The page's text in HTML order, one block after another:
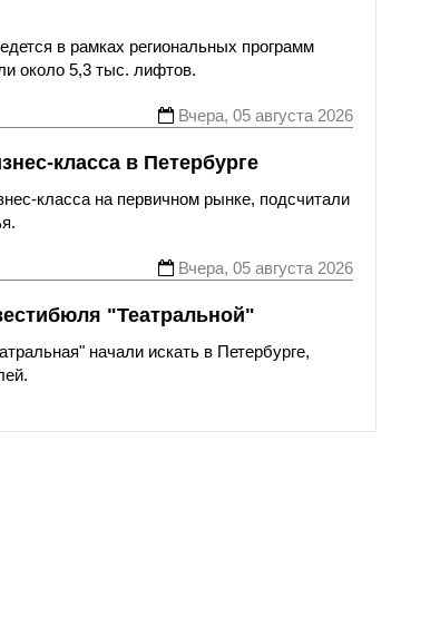
в рамках региональных программ
около 5,3 тыс. лифтов.
Вчера, 05 августа 2026
класса в Петербурге
класса на первичном рынке, подсчитали
Вчера, 05 августа 2026
"Театральной"
начали искать в Петербурге,